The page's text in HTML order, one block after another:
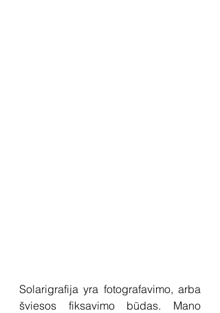
Solarigrafija yra fotografavimo, arba
šviesos fiksavimo būdas. Mano